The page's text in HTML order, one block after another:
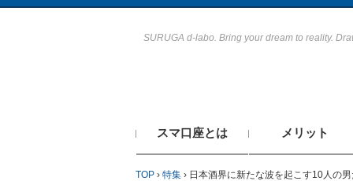
SURUGA d-labo. Bring your dream to reality.
スマ口座とは メリット
TOP › 特集 › 日本酒界に新たな波を起こす10人の